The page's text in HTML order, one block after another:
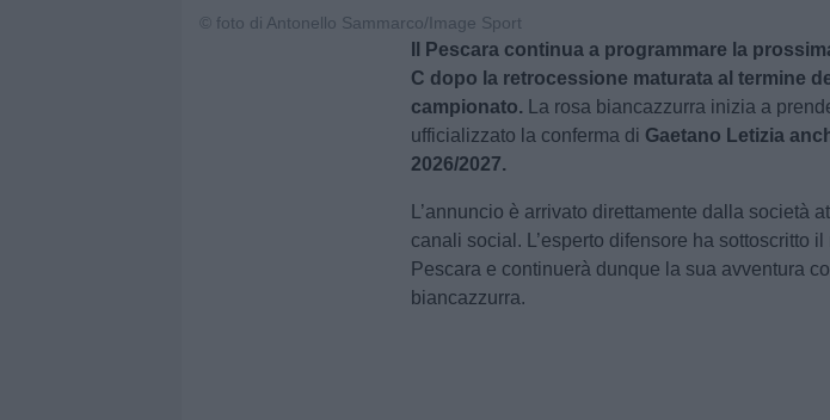
© foto di Antonello Sammarco/Image Sport
Il Pescara continua a programmare la
C dopo la retrocessione maturata al termine
campionato. La rosa biancazzurra inizia a
ufficializzato la conferma di Gaetano Letizia
2026/2027.
L’annuncio è arrivato direttamente dalla società
canali social. L’esperto difensore ha sottoscritto il
Pescara e continuerà dunque la sua avventura
biancazzurra.